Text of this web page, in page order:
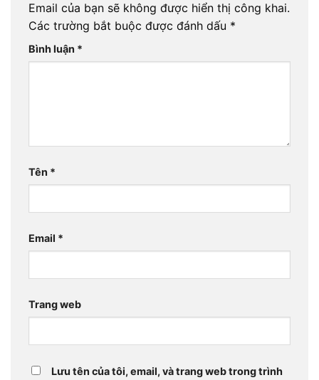
Email của bạn sẽ không được hiển thị công khai.
Các trường bắt buộc được đánh dấu *
Bình luận *
Tên *
Email *
Trang web
Lưu tên của tôi, email, và trang web trong trình